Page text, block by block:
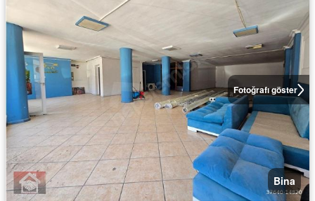
Fotoğrafı göster
Bina